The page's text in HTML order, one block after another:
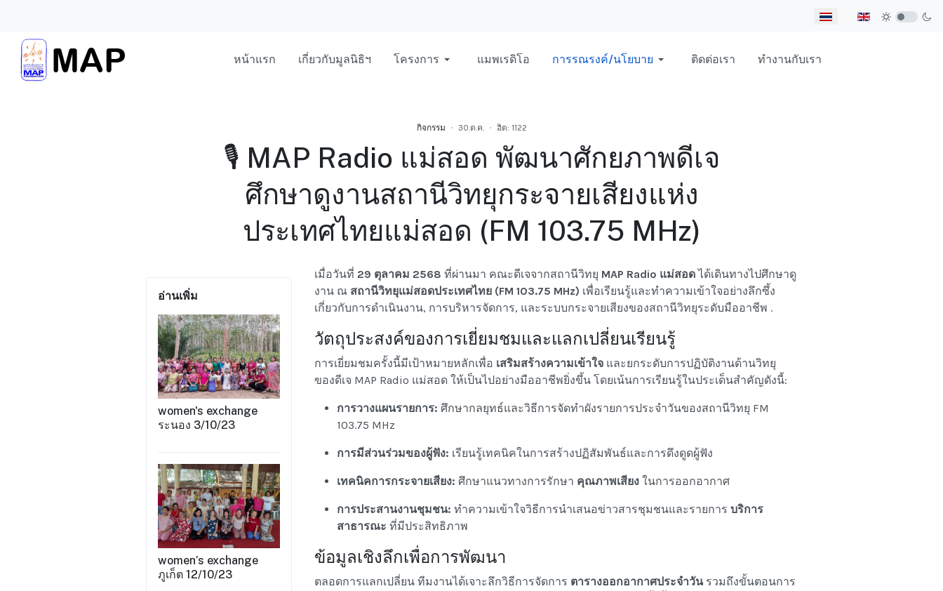
เลือกภาษาของคุณ
หน้าแรก เกี่ยวกับมูลนิธิฯ โครงการ แมพเรดิโอ การรณรงค์/นโยบาย ติดต่อเรา ทำงานกับเรา
กิจกรรม 30.ต.ค. ฮิต: 1122
🎙️ MAP Radio แม่สอด พัฒนาศักยภาพดีเจ
ศึกษาดูงานสถานีวิทยุกระจายเสียงแห่ง
ประเทศไทยแม่สอด (FM 103.75 MHz)
อ่านเพิ่ม
women's exchange
ระนอง 3/10/23
women’s exchange
ภูเก็ต 12/10/23
เมื่อวันที่ 29 ตุลาคม 2568 ที่ผ่านมา คณะดีเจจากสถานีวิทยุ MAP Radio แม่สอดได้เดินทางไปศึกษาดู
งาน ณ สถานีวิทยุแม่สอดประเทศไทย (FM 103.75 MHz) เพื่อเรียนรู้และทำความเข้าใจอย่างลึกซึ้ง
เกี่ยวกับการดำเนินงาน, การบริหารจัดการ, และระบบกระจายเสียงของสถานีวิทยุระดับมืออาชีพ .
วัตถุประสงค์ของการเยี่ยมชมและแลกเปลี่ยนเรียนรู้
การเยี่ยมชมครั้งนี้มีเป้าหมายหลักเพื่อ เสริมสร้างความเข้าใจ และยกระดับการปฏิบัติงานด้านวิทยุ
ของดีเจ MAP Radio แม่สอด ให้เป็นไปอย่างมืออาชีพยิ่งขึ้น โดยเน้นการเรียนรู้ในประเด็นสำคัญดังนี้:
การวางแผนรายการ: ศึกษากลยุทธ์และวิธีการจัดทำผังรายการประจำวันของสถานีวิทยุ FM
103.75 MHz
การมีส่วนร่วมของผู้ฟัง: เรียนรู้เทคนิคในการสร้างปฏิสัมพันธ์และการดึงดูดผู้ฟัง
เทคนิคการกระจายเสียง: ศึกษาแนวทางการรักษา คุณภาพเสียง ในการออกอากาศ
การประสานงานชุมชน: ทำความเข้าใจวิธีการนำเสนอข่าวสารชุมชนและรายการ บริการ
สาธารณะ ที่มีประสิทธิภาพ
ข้อมูลเชิงลึกเพื่อการพัฒนา
ตลอดการแลกเปลี่ยน ทีมงานได้เจาะลึกวิธีการจัดการ ตารางออกอากาศประจำวันรวมถึงขั้นตอนการ